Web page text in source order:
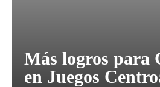
Más logros para
en Juegos